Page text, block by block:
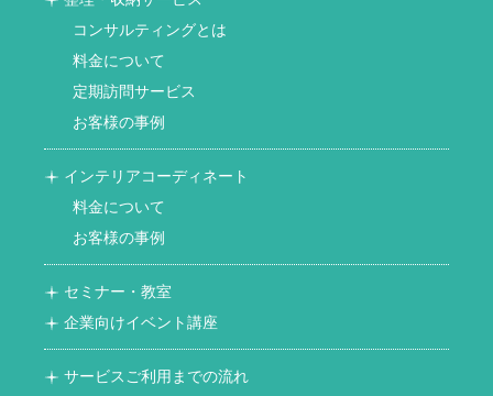
コンサルティングとは
料金について
定期訪問サービス
お客様の事例
インテリアコーディネート
料金について
お客様の事例
セミナー・教室
企業向けイベント講座
サービスご利用までの流れ